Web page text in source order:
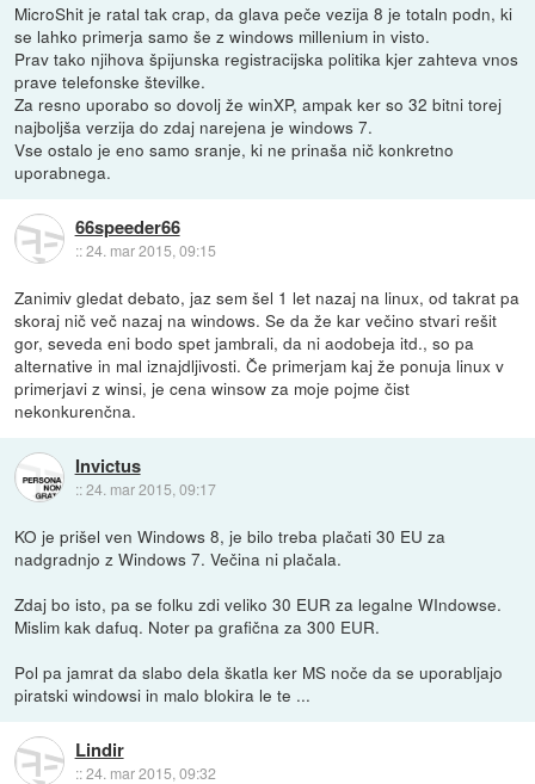
MicroShit je ratal tak crap, da glava peče vezija 8 je totaln podn, ki
se lahko primerja samo še z windows millenium in visto.
Prav tako njihova špijunska registracijska politika kjer zahteva vnos
prave telefonske številke.
Za resno uporabo so dovolj že winXP, ampak ker so 32 bitni torej
najboljša verzija do zdaj narejena je windows 7.
Vse ostalo je eno samo sranje, ki ne prinaša nič konkretno
uporabnega.
66speeder66
::24. mar 2015, 09:15
Zanimiv gledat debato, jaz sem šel 1 let nazaj na linux, od takrat pa
skoraj nič več nazaj na windows. Se da že kar večino stvari rešit
gor, seveda eni bodo spet jambrali, da ni aodobeja itd., so pa
alternative in mal iznajdljivosti. Če primerjam kaj že ponuja linux v
primerjavi z winsi, je cena winsow za moje pojme čist
nekonkurenčna.
Invictus
::24. mar 2015, 09:17
KO je prišel ven Windows 8, je bilo treba plačati 30 EU za
nadgradnjo z Windows 7. Večina ni plačala.
Zdaj bo isto, pa se folku zdi veliko 30 EUR za legalne WIndowse.
Mislim kak dafuq. Noter pa grafična za 300 EUR.
Pol pa jamrat da slabo dela škatla ker MS noče da se uporabljajo
piratski windowsi in malo blokira le te ...
Lindir
::24. mar 2015, 09:32